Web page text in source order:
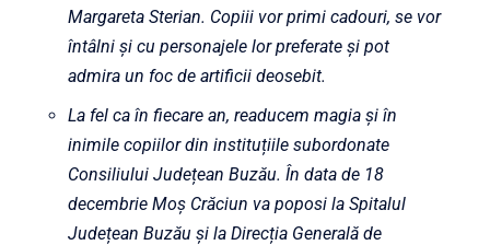
Margareta Sterian. Copiii vor primi cadouri, se vor
întâlni și cu personajele lor preferate și pot
admira un foc de artificii deosebit.
La fel ca în fiecare an, readucem magia și în
inimile copiilor din instituțiile subordonate
Consiliului Județean Buzău. În data de 18
decembrie Moș Crăciun va poposi la Spitalul
Județean Buzău și la Direcția Generală de